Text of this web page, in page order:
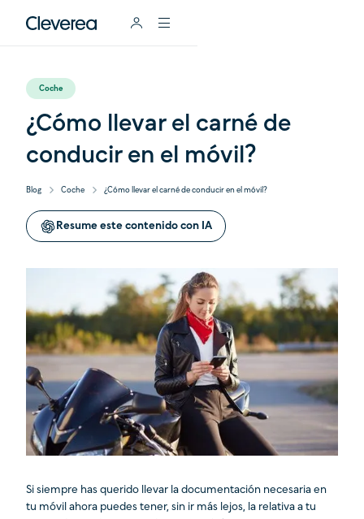
Coche
¿Cómo llevar el carné de
conducir en el móvil?
Blog Coche ¿Cómo llevar el carné de conducir en el móvil?
Resume este contenido con IA
Si siempre has querido llevar la documentación necesaria en
tu móvil ahora puedes tener, sin ir más lejos, la relativa a tu